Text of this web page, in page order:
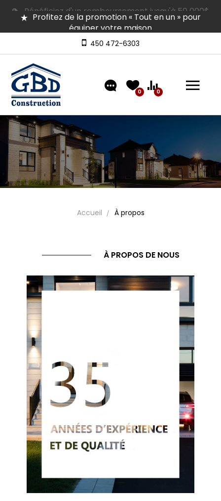
Profitez de la promotion « Tout en un » pour
équiper votre maison
Plusieurs maisons en inventaire pour occupation
rapide | Venez les visiter
Découvrez nos modèles comprenant un
aménagement extérieur de type « clé en main »
450 472-6303
0 0
Accueil À propos
À PROPOS DE NOUS